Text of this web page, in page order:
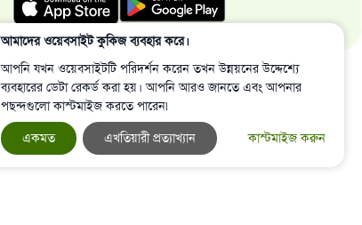
আমাদের ওয়েবসাইট কুকিজ ব্যবহার করে।
আপনি যখন ওয়েবসাইটটি পরিদর্শন করেন তখন উন্নয়নের উদ্দেশ্যে
ব্যবহারের ডেটা রেকর্ড করা হয়। আপনি আরও জানতে এবং আপনার
পছন্দগুলো কাস্টমাইজ করতে পারেন৷
কাস্টমাইজ করুন
এখতিয়ারী প্রত্যাখ্যান
একমত